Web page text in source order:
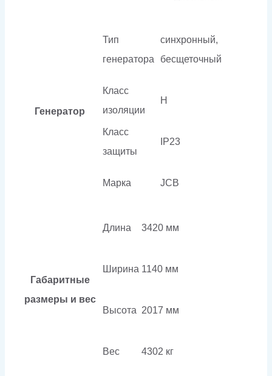
Генератор
Тип
генератора
cинхронный,
бесщеточный
Класс
изоляции
H
Класс
защиты
IP23
Марка JCB
Габаритные
размеры и вес
Длина 3420 мм
Ширина 1140 мм
Высота 2017 мм
Вес 4302 кг